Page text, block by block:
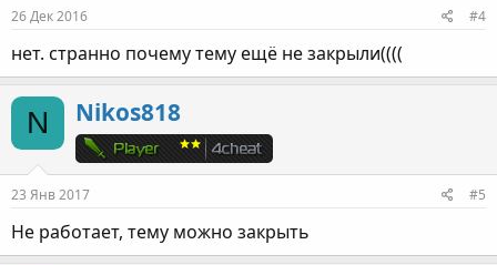
26 Дек 2016 #4
нет. странно почему тему ещё не закрыли((((
N Nikos818
23 Янв 2017 #5
Не работает, тему можно закрыть